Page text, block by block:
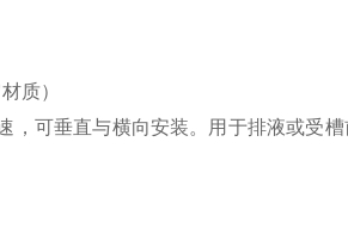
质）
，可垂直与横向安装。用于排液或受